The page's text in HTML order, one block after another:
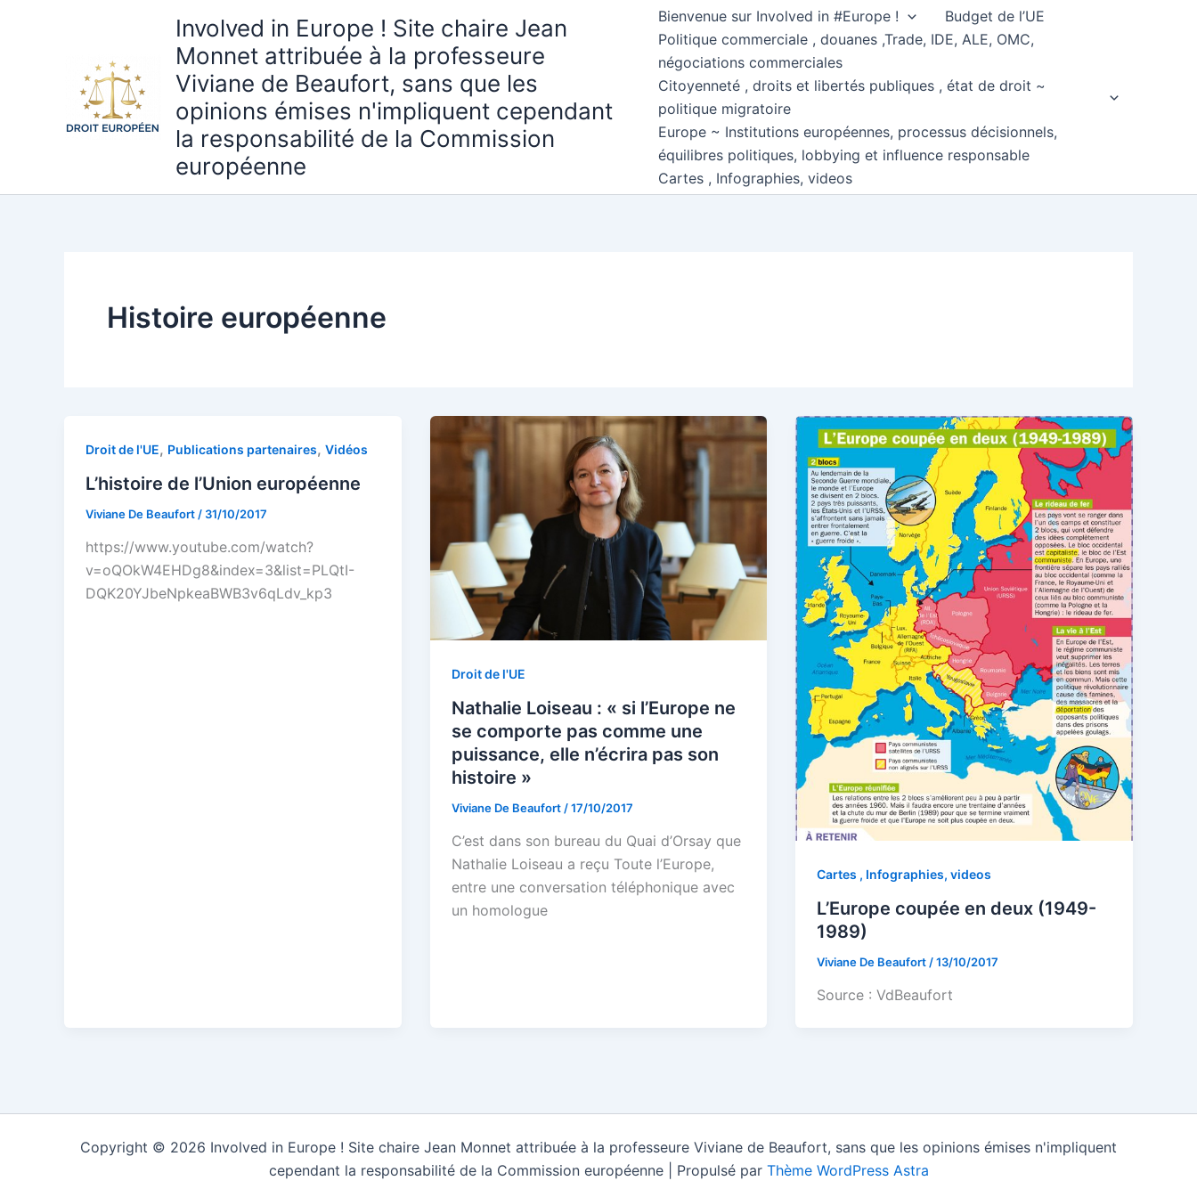
Involved in Europe ! Site chaire Jean
Monnet attribuée à la professeure
Viviane de Beaufort, sans que les
opinions émises n'impliquent cependant
la responsabilité de la Commission
européenne
Bienvenue sur Involved in #Europe !
Budget de l’UE
Politique commerciale , douanes ,Trade, IDE, ALE, OMC,
négociations commerciales
Citoyenneté , droits et libertés publiques , état de droit ~
politique migratoire
Europe ~ Institutions européennes, processus décisionnels,
équilibres politiques, lobbying et influence responsable
Cartes , Infographies, videos
Histoire européenne
Droit de l'UE, Publications partenaires, Vidéos
L’histoire de l’Union européenne
Viviane De Beaufort / 31/10/2017
https://www.youtube.com/watch?
v=oQOkW4EHDg8&index=3&list=PLQtI-
DQK20YJbeNpkeaBWB3v6qLdv_kp3
Droit de l'UE
Nathalie Loiseau : « si l’Europe ne
se comporte pas comme une
puissance, elle n’écrira pas son
histoire »
Viviane De Beaufort /17/10/2017
C’est dans son bureau du Quai d’Orsay que
Nathalie Loiseau a reçu Toute l’Europe,
entre une conversation téléphonique avec
un homologue
Cartes , Infographies, videos
L’Europe coupée en deux (1949-
1989)
Viviane De Beaufort /13/10/2017
Source : VdBeaufort
Copyright © 2026 Involved in Europe ! Site chaire Jean Monnet attribuée à la professeure Viviane de Beaufort, sans que les opinions émises n'impliquent
cependant la responsabilité de la Commission européenne | Propulsé par Thème WordPress Astra